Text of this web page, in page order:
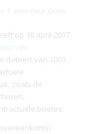
op 18 april 2017
van
dateert van 2003.
zoals de
boetes.